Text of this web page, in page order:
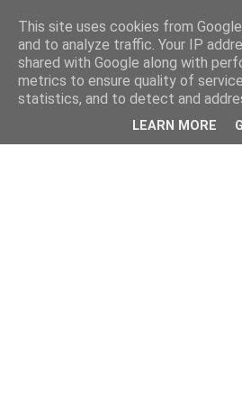
This site uses cookies from
and to analyze traffic. Your IP
shared with Google along with
metrics to ensure quality of
statistics, and to detect and
LEARN MORE